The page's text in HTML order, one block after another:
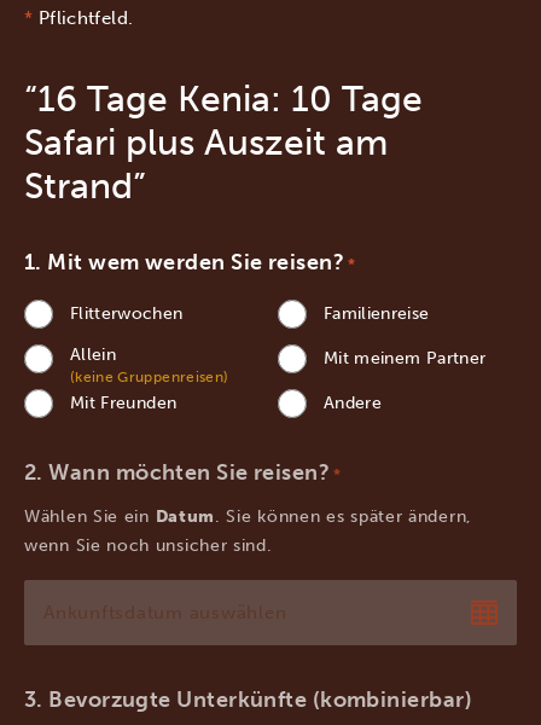
* Pflichtfeld.
“16 Tage Kenia: 10 Tage
Safari plus Auszeit am
Strand”
Mit wem werden Sie reisen? *
Flitterwochen
Familienreise
Allein
(keine Gruppenreisen)
Mit meinem Partner
Mit Freunden Andere
Wann möchten Sie reisen? *
Wählen Sie ein Datum. Sie können es später ändern,
wenn Sie noch unsicher sind.
MMBevorzugte Unterkünfte (kombinierbar)